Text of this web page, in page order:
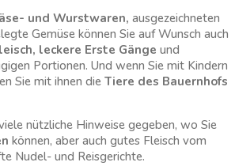
und Wurstwaren, ausgezeichneten
Gemüse können Sie auf Wunsch auch
leckere Erste Gänge und
Portionen. Und wenn Sie mit Kindern
Sie mit ihnen die Tiere des Bauernhofs
nützliche Hinweise gegeben, wo Sie
können, aber auch gutes Fleisch vom
Nudel- und Reisgerichte.